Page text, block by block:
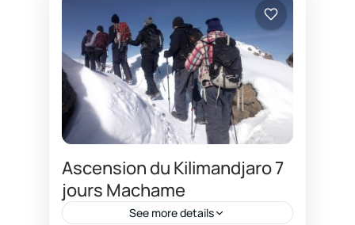
Ascension du Kilimandjaro 7
jours Machame
See more details